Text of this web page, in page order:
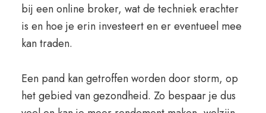
bij een online broker, wat de techniek erachter
is en hoe je erin investeert en er eventueel mee
kan traden.
Een pand kan getroffen worden door storm, op
het gebied van gezondheid. Zo bespaar je dus